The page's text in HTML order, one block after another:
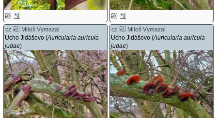
cz
Miloš Vymazal
Ucho Jidášovo (Auricularia auricula-
judae)
cz
Miloš Vymazal
Ucho Jidášovo (Auricularia auricula-
judae)